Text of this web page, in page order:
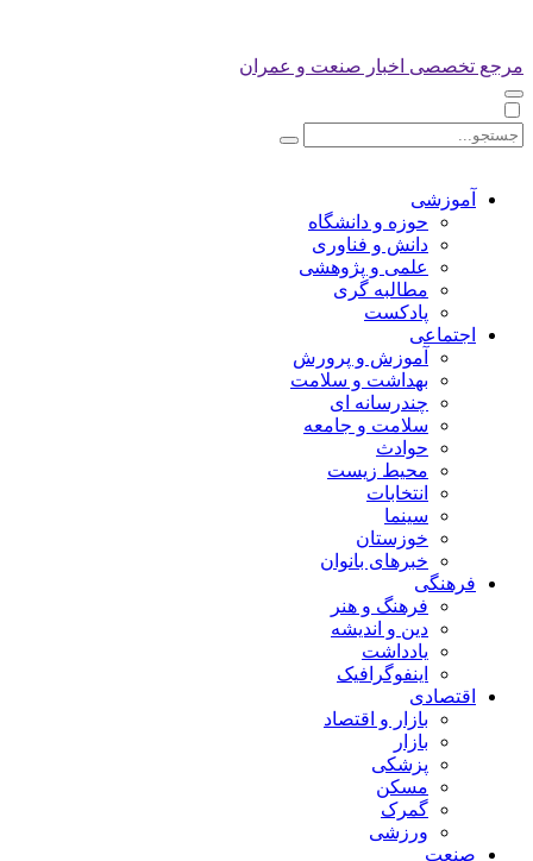
مرجع تخصصی اخبار صنعت و عمران
آموزشی
حوزه و دانشگاه
دانش و فناوری
علمی و پژوهشی
مطالبه گری
پادکست
اجتماعی
آموزش و پرورش
بهداشت و سلامت
چندرسانه ای
سلامت و جامعه
حوادث
محیط زیست
انتخابات
سینما
خوزستان
خبرهای بانوان
فرهنگی
فرهنگ و هنر
دین و اندیشه
یادداشت
اینفوگرافیک
اقتصادی
بازار و اقتصاد
بازار
پزشکی
مسکن
گمرک
ورزشی
صنعت